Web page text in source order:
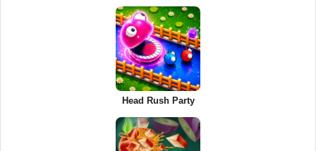
Head Rush Party